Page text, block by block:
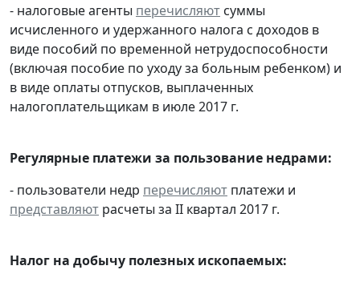
- налоговые агенты перечисляют суммы
исчисленного и удержанного налога с доходов в
виде пособий по временной нетрудоспособности
(включая пособие по уходу за больным ребенком) и
в виде оплаты отпусков, выплаченных
налогоплательщикам в июле 2017 г.
Регулярные платежи за пользование недрами:
- пользователи недр перечисляют платежи и
представляют расчеты за II квартал 2017 г.
Налог на добычу полезных ископаемых: